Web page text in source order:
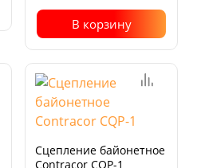
В корзину
Сцепление байонетное
Contracor CQP-1